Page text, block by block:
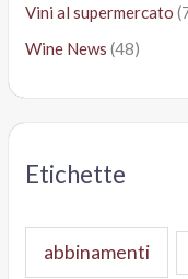
Vini al supermercato
Wine News (48)
Etichette
abbinamenti